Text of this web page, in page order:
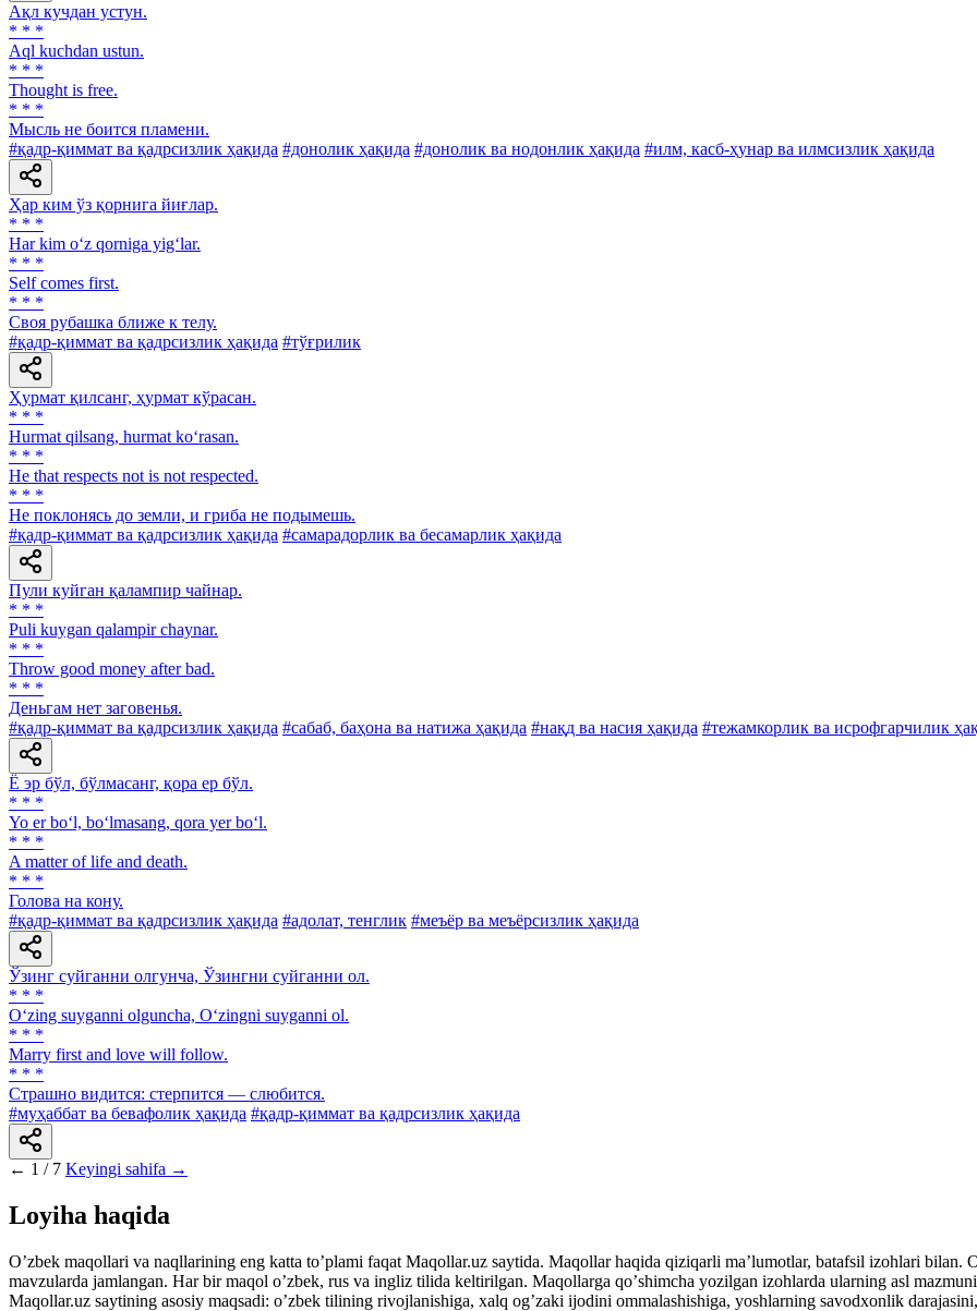
Ақл кучдан устун.
* * *
Aql kuchdan ustun.
* * *
Thought is free.
* * *
Мысль не боится пламени.
#қадр-қиммат ва қадрсизлик ҳақида #донолик ҳақида #донолик ва нодонлик ҳақида #илм, касб-ҳунар ва илмсизлик ҳақида
Ҳар ким ўз қорнига йиғлар.
* * *
Har kim o‘z qorniga yig‘lar.
* * *
Self comes first.
* * *
Своя рубашка ближе к телу.
#қадр-қиммат ва қадрсизлик ҳақида #тўғрилик
Ҳурмат қилсанг, ҳурмат кўрасан.
* * *
Hurmat qilsang, hurmat ko‘rasan.
* * *
He that respects not is not respected.
* * *
He поклонясь до земли, и гриба не подымешь.
#қадр-қиммат ва қадрсизлик ҳақида #самарадорлик ва бесамарлик ҳақида
Пули куйган қалампир чайнар.
* * *
Puli kuygan qalampir chaynar.
* * *
Throw good money after bad.
* * *
Деньгам нет заговенья.
#қадр-қиммат ва қадрсизлик ҳақида #сабаб, баҳона ва натижа ҳақида #нақд ва насия ҳақида #тежамкорлик ва исрофгарчилик
Ё эр бўл, бўлмасанг, қора ер бўл.
* * *
Yo er bo‘l, bo‘lmasang, qora yer bo‘l.
* * *
A matter of life and death.
* * *
Голова на кону.
#қадр-қиммат ва қадрсизлик ҳақида #адолат, тенглик #меъёр ва меъёрсизлик ҳақида
Ўзинг суйганни олгунча, Ўзингни суйганни ол.
* * *
O‘zing suyganni olguncha, O‘zingni suyganni ol.
* * *
Marry first and love will follow.
* * *
Страшно видится: стерпится — слюбится.
#муҳаббат ва бевафолик ҳақида #қадр-қиммат ва қадрсизлик ҳақида
← 1 / 7 Keyingi sahifa →
Loyiha haqida
Oʼzbek maqollari va naqllarining eng katta toʼplami faqat Maqollar.uz saytida. Maqollar haqida qiziqarli maʼlumotlar, batafsil izohlari bilan.
mavzularda jamlangan. Har bir maqol oʼzbek, rus va ingliz tilida keltirilgan. Maqollarga qoʼshimcha yozilgan izohlarda ularning asl
Maqollar.uz saytining asosiy maqsadi: oʼzbek tilining rivojlanishiga, xalq ogʼzaki ijodini ommalashishiga, yoshlarning savodxonlik